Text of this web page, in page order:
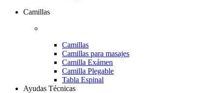
Camillas
Camillas
Camillas para masajes
Camilla Exámen
Camilla Plegable
Tabla Espinal
Ayudas Técnicas